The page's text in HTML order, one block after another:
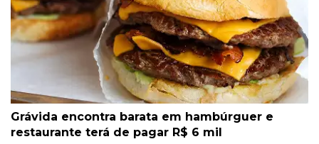
Grávida encontra barata em hambúrguer e
restaurante terá de pagar R$ 6 mil